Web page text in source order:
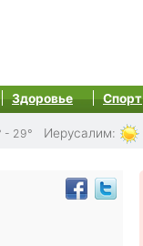
Здоровье Спорт
- 29° Иерусалим: